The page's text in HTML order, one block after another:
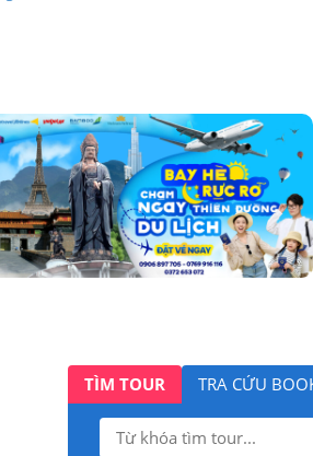
TÌM TOUR TRA CỨU
Tìm
kiếm: